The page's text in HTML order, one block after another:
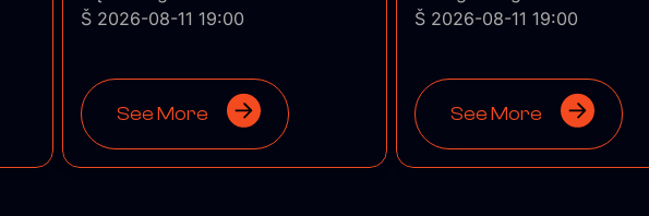
Š 2026-08-11 19:00
See More
Š 2026-08-11 19:00
See More